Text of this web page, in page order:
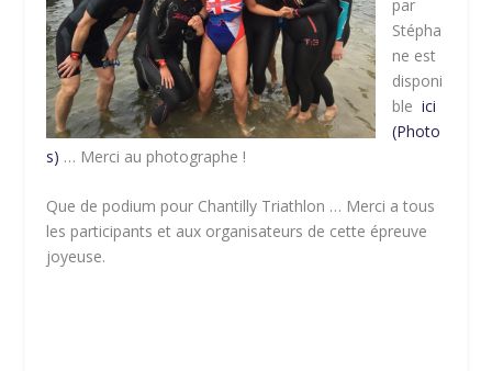
par
Stépha
ne est
disponi
bleici
(Photo
s) … Merci au photographe !
Que de podium pour Chantilly Triathlon … Merci a tous
les participants et aux organisateurs de cette épreuve
joyeuse.